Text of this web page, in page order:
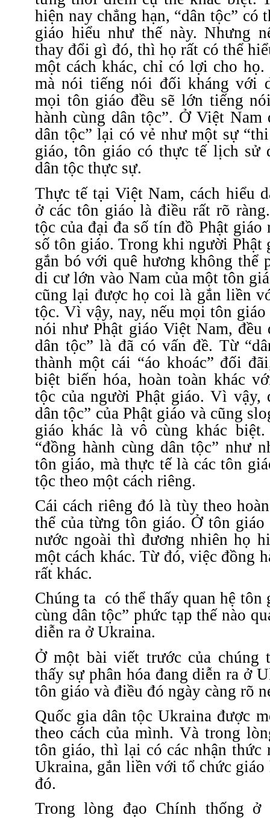
hiện nay chẳng hạn, “dân tộc” có
giáo hiểu như thế này. Nhưng
thay đổi gì đó, thì họ rất có thể
một cách khác, chỉ có lợi cho
mà nói tiếng nói đối kháng với
mọi tôn giáo đều sẽ lớn tiếng
hành cùng dân tộc”. Ở Việt Nam
dân tộc” lại có vẻ như một sự
giáo, tôn giáo có thực tế lịch sử
dân tộc thực sự.
Thực tế tại Việt Nam, cách hiểu
ở các tôn giáo là điều rất rõ
tộc của đại đa số tín đồ Phật giáo
số tôn giáo. Trong khi người Phật
gắn bó với quê hương không thể
di cư lớn vào Nam của một tôn
cũng lại được họ coi là gắn liền
tộc. Vì vậy, nay, nếu mọi tôn
nói như Phật giáo Việt Nam, đều
dân tộc” là đã có vấn đề. Từ
thành một cái “áo khoác” đối
biệt biến hóa, hoàn toàn khác
tộc của người Phật giáo. Vì vậy,
dân tộc” của Phật giáo và cũng
giáo khác là vô cùng khác
“đồng hành cùng dân tộc” như
tôn giáo, mà thực tế là các tôn
tộc theo một cách riêng.
Cái cách riêng đó là tùy theo
thể của từng tôn giáo. Ở tôn
nước ngoài thì đương nhiên họ
một cách khác. Từ đó, việc đồng
rất khác.
Chúng ta có thể thấy quan hệ tôn
cùng dân tộc” phức tạp thế nào
diễn ra ở Ukraina.
Ở một bài viết trước của chúng
thấy sự phân hóa đang diễn ra ở
tôn giáo và điều đó ngày càng rõ
Quốc gia dân tộc Ukraina được
theo cách của mình. Và trong
tôn giáo, thì lại có các nhận thức
Ukraina, gắn liền với tổ chức giáo
đó.
Trong lòng đạo Chính thống ở